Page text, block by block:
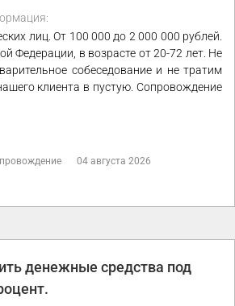
лиц. От 100 000 до 2 000 000 рублей.
Федерации, в возрасте от 20-72 лет. Не
собеседование и не тратим
клиента в пустую. Сопровождение
04 августа 2026
денежные средства под